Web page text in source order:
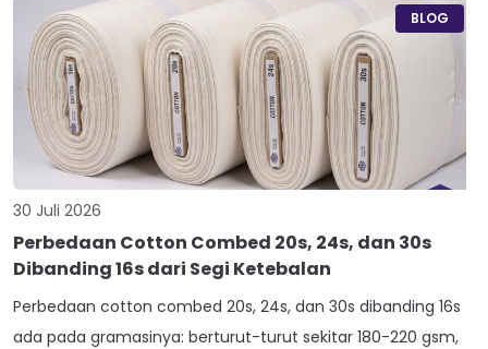
Nama Atlas boleh jadi belum […]
BLOG
30 Juli 2026
Perbedaan Cotton Combed 20s, 24s, dan 30s
Dibanding 16s dari Segi Ketebalan
Perbedaan cotton combed 20s, 24s, dan 30s dibanding 16s
ada pada gramasinya: berturut-turut sekitar 180-220 gsm,